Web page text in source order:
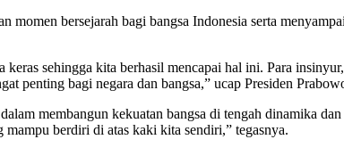
bersejarah bagi bangsa Indonesia serta
sehingga kita berhasil mencapai hal ini. Para
penting bagi negara dan bangsa,” ucap Presiden
membangun kekuatan bangsa di tengah dinamika
berdiri di atas kaki kita sendiri,” tegasnya.